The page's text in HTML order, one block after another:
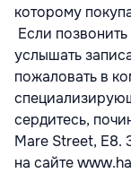
которому
Если
услышать
пожаловать в
сердитесь,
Mare Street, E8.
на сайте